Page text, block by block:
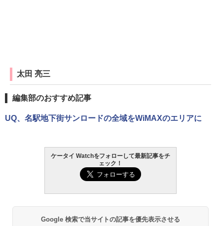
太田 亮三
編集部のおすすめ記事
UQ、名駅地下街サンロードの全域をWiMAXのエリアに
ケータイ Watchをフォローして最新記事をチ
ェック！
Google 検索で当サイトの記事を優先表示させる